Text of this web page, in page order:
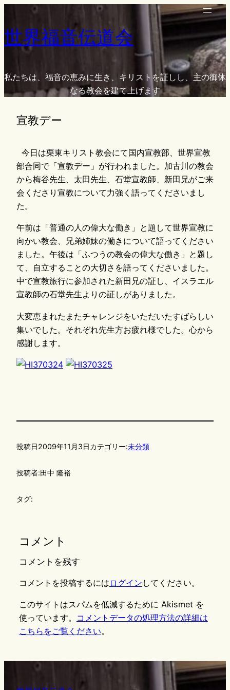
を
ッ
世界福音伝道会
私たちは、福音の恵みに生き、キリストを証しし、主の御体
なる教会を建て上げます
宣教デー
今日は栗東キリスト教会にて国内宣教部、世界宣教
部合同で「宣教デー」が行われました。加古川の教会
から梅谷先生、太田先生、石堂宣教師、新田兄がご来
会くださり宣教について力強く語ってくださいまし
た。
午前は「普通の人の偉大な働き」と題して世界宣教に
向かい教会、兄弟姉妹の働きについて語ってください
ました。午後は「ふつうの教会の偉大な働き」と題し
て、自立することの大切さを語ってくださいました。
中で宣教旅行に参加された新田兄の証し、イスラエル
宣教師の石堂先生よりの証しがありました。
大変恵まれたまたチャレンジをいただいたすばらしい
集いでした。それぞれ先生方お疲れ様でした。心から
感謝します。
投稿日2009年11月3日カテゴリー:未分類
投稿者:田中 隆裕
タグ:
コメント
コメントを残す
コメントを投稿するには ログイン してください。
このサイトはスパムを低減するために Akismet を
使っています。
コメントデータの処理方法の詳細は
こちらをご覧ください。